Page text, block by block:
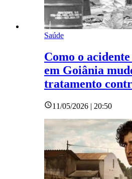
Saúde
Como o
em Goiânia
tratamento
11/05/2026 | 20:50